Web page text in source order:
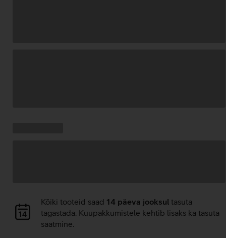
Andmete
laadimine
Kõiki tooteid saad 14 päeva jooksul tasuta
tagastada. Kuupakkumistele kehtib lisaks ka tasuta
saatmine.